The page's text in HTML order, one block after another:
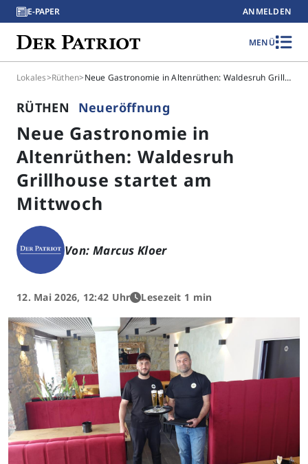
E-PAPER ANMELDEN
MENÜ
Lokales>Rüthen> Neue Gastronomie in Altenrüthen: Waldesruh Grillhouse startet am Mittwoch
RÜTHEN Neueröffnung
Neue Gastronomie in
Altenrüthen: Waldesruh
Grillhouse startet am
Mittwoch
Von: Marcus Kloer
12. Mai 2026, 12:42 Uhr Lesezeit 1 min